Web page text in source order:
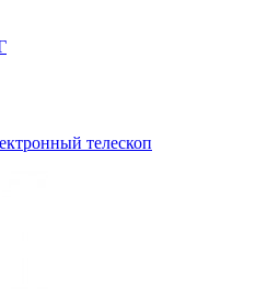
телескоп